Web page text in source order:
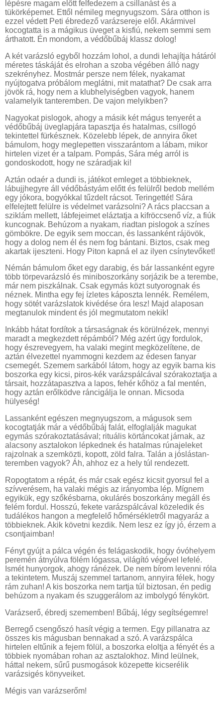
lépésre magam előtt felfedezem a csillanást és a
tükörképemet. Ettől némileg megnyugszom. Sára otthon is
ezzel védett Peti ébredező varázsereje elől. Akármivel
kocogtatta is a mágikus üveget a kisfiú, nekem semmi sem
árthatott. Én mondom, a védőbűbáj klassz dolog!
A két varázsló egyből hozzám lohol, a dundi lehajítja hátáról
méretes táskáját és elrohan a szoba végében álló nagy
szekrényhez. Mostmár persze nem félek, nyakamat
nyújtogatva próbálom meglátni, mit matathat? De csak arra
jövök rá, hogy nem a klubhelyiségben vagyok, hanem
valamelyik tanteremben. De vajon melyikben?
Nagyokat pislogok, ahogy a másik két mágus tenyerét a
védőbűbáj üveglapjára tapasztja és hatalmas, csillogó
tekintettel fürkésznek. Közelebb lépek, de annyira őket
bámulom, hogy meglepetten visszarántom a lábam, mikor
hirtelen vizet ér a talpam. Pompás, Sára még arról is
gondoskodott, hogy ne száradjak ki!
Aztán odaér a dundi is, játékot emleget a többieknek,
lábujjhegyre áll védőbástyám előtt és felülről bedob mellém
egy jókora, bogyókkal tűzdelt rácsot. Teringettét! Sára
elfelejtett felülre is védelmet varázsolni? A rács placcsan a
sziklám mellett, lábfejeimet eláztatja a kifröccsenő víz, a fiúk
kuncognak. Behúzom a nyakam, riadtan pislogok a színes
gömbökre. De egyik sem moccan, és lassanként rájövök,
hogy a dolog nem él és nem fog bántani. Biztos, csak meg
akartak ijeszteni. Hogy Piton kapná el az ilyen csínytevőket!
Némán bámulom őket egy darabig, és bár lassanként egyre
több törpevarázsló és miniboszorkány sorjázik be a terembe,
már nem piszkálnak. Csak egymás közt sutyorognak és
néznek. Mintha egy fej ízletes káposzta lennék. Remélem,
hogy sötét varázslatok kivédése óra lesz! Majd alaposan
megtanulok mindent és jól megmutatom nekik!
Inkább hátat fordítok a társaságnak és körülnézek, mennyi
maradt a megkezdett répámból? Még azért úgy fordulok,
hogy észrevegyem, ha valaki megint megközelítene, de
aztán élvezettel nyammogni kezdem az édesen fanyar
csemegét. Szemem sarkából látom, hogy az egyik barna kis
boszorka egy kicsi, piros-kék varázspálcával szórakoztatja a
társait, hozzátapasztva a lapos, fehér kőhöz a fal mentén,
hogy aztán erőlködve ráncigálja le onnan. Micsoda
hülyeség!
Lassanként egészen megnyugszom, a mágusok sem
kocogtatják már a védőbűbáj falát, elfoglalják magukat
egymás szórakoztatásával; rituális körtáncokat járnak, az
alacsony asztalokon lépkednek és hatalmas rúnajeleket
rajzolnak a szemközti, kopott, zöld falra. Talán a jóslástan-
teremben vagyok? Áh, ahhoz ez a hely túl rendezett.
Ropogtatom a répát, és már csak egész kicsit gyorsul fel a
szívverésem, ha valaki mégis az irányomba lép. Mígnem
egyikük, egy szőkésbarna, okulárés boszorkány megáll és
felém fordul. Hosszú, fekete varázspálcával közeledik és
tudálékos hangon a megfelelő hőmérsékletről magyaráz a
többieknek. Akik követni kezdik. Nem lesz ez így jó, érzem a
csontjaimban!
Fényt gyújt a pálca végén és felágaskodik, hogy óvóhelyem
peremén átnyúlva fölém lógassa, világító végével lefelé.
Ismét hunyorgok, ahogy ránézek. De nem bírom levenni róla
a tekintetem. Muszáj szemmel tartanom, annyira félek, hogy
rám zuhan! A kis boszorka nem tartja túl biztosan, én pedig
behúzom a nyakam és szuggerálom az imbolygó fénykört.
Varázserő, ébredj szememben! Bűbáj, légy segítségemre!
Berregő csengőszó hasít végig a termen. Egy pillanatra az
összes kis mágusban bennakad a szó. A varázspálca
hirtelen eltűnik a fejem fölül, a boszorka eloltja a fényét és a
többiek nyomában rohan az asztalokhoz. Mind leülnek,
háttal nekem, sűrű pusmogások közepette kicserélik
varázsigés könyveiket.
Mégis van varázserőm!